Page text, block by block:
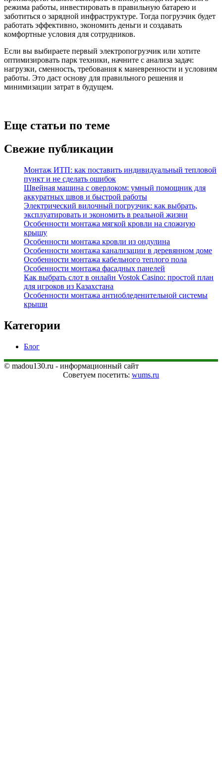
режима работы, инвестировать в правильную батарею и
заботиться о зарядной инфраструктуре. Тогда погрузчик будет
работать эффективно, экономить деньги и создавать
комфортные условия для сотрудников.
Если вы выбираете первый электропогрузчик или хотите
оптимизировать парк техники, начните с анализа задач:
нагрузки, сменность, требования к маневренности и условиям
работы. Это даст основу для правильного решения и
минимизации затрат в будущем.
Еще статьи по теме
Свежие публикации
Монтаж ИТП: как поставить индивидуальный тепловой
пункт и не сделать ошибок
Швейная машина с оверлоком: умный помощник для
аккуратных швов и быстрой работы
Электрический вилочный погрузчик: как выбрать,
эксплуатировать и экономить в реальной жизни
Особенности монтажа мягкой кровли на сложную
крышу
Особенности монтажа кровли из ондулина
Особенности монтажа канализации в деревянном доме
Особенности монтажа кабельного теплого пола
Особенности монтажа фасадных панелей
Как выбрать слот в онлайн Vostok Casino: простой план
для игроков из Казахстана
Особенности монтажа антиобледенительной системы
крыши
Категории
Блог
© madou130.ru - информационный сайт
Советуем посетить: wums.ru